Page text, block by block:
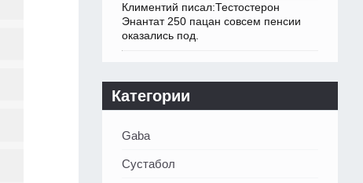
Климентий писал:Тестостерон
Энантат 250 пацан совсем пенсии
оказались под.
Категории
Gaba
Сустабол